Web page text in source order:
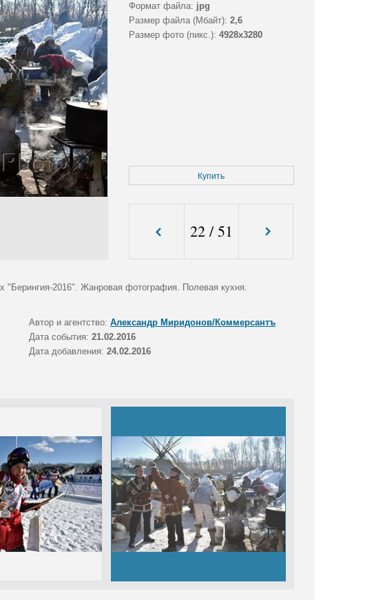
Формат файла: jpg
Размер файла (Мбайт): 2,6
Размер фото (пикс.): 4928x3280
Купить
22/51
"Берингия-2016". Жанровая фотография. Полевая кухня.
Автор и агентство: Александр Миридонов/Коммерсантъ
Дата события: 21.02.2016
Дата добавления: 24.02.2016